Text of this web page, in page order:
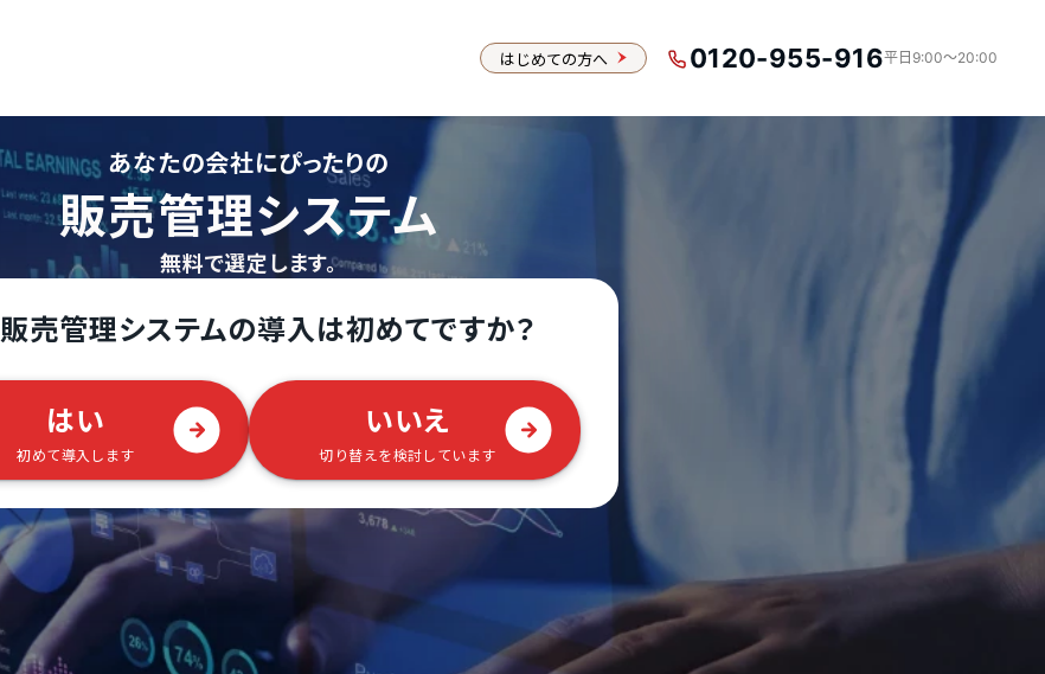
はじめての方へ 0120-955-916平日9:00〜20:00
あなたの会社にぴったりの
販売管理システム
無料で選定します。
販売管理システムの導入は初めてですか？
はい
初めて導入します
いいえ
切り替えを検討しています